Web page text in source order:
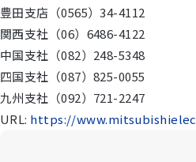
豊田支店（0565）34-4112
関西支社（06）6486-4122
中国支社（082）248-5348
四国支社（087）825-0055
九州支社（092）721-2247
URL: https://